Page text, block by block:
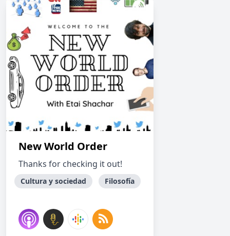
New World Order
Thanks for checking it out!
Cultura y sociedad Filosofía